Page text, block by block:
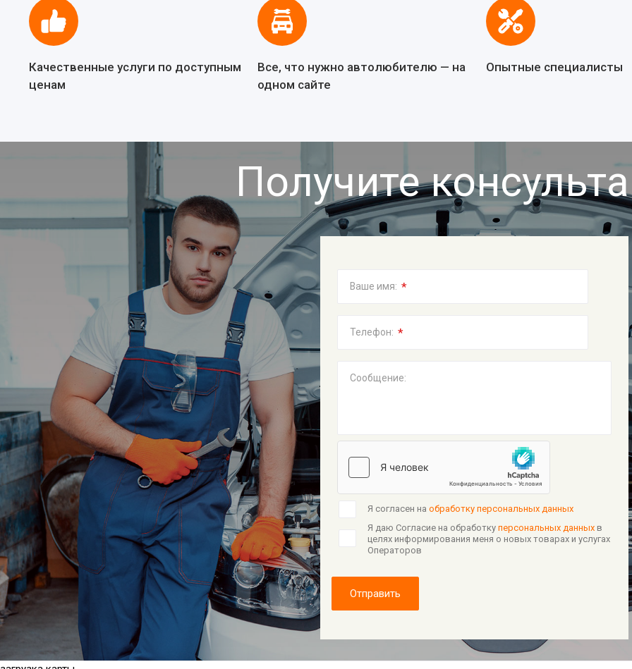
Качественные услуги по доступным
ценам
Все, что нужно автолюбителю — на
одном сайте
Опытные специалисты
Получите
Ваше имя: *
Телефон: *
Сообщение:
Я согласен на обработку персональных данных
Я даю Согласие на обработку персональных данныхв
целях информирования меня о новых товарах и услугах
Операторов
Отправить